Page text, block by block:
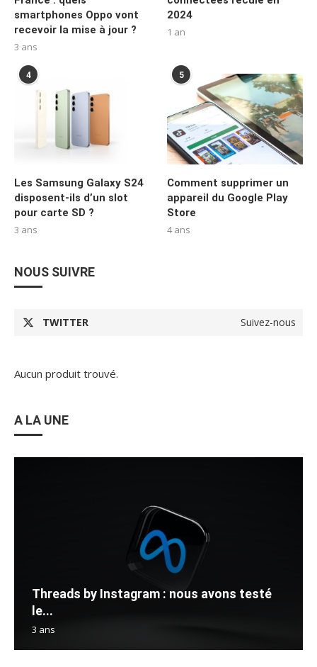
smartphones Oppo vont
recevoir la mise à jour ?
3 ans
2024
1 an
4
Les Samsung Galaxy S24
disposent-ils d’un slot
pour carte SD ?
3 ans
5
Comment supprimer un
appareil du Google Play
Store
4 ans
NOUS SUIVRE
TWITTER Suivez-nous
Aucun produit trouvé.
A LA UNE
Threads by Instagram : nous avons testé
le...
3 ans